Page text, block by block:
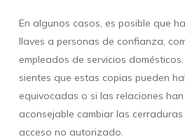
En algunos casos, es posible que
llaves a personas de confianza,
empleados de servicios
sientes que estas copias pueden
equivocadas o si las relaciones
aconsejable cambiar las
acceso no autorizado.